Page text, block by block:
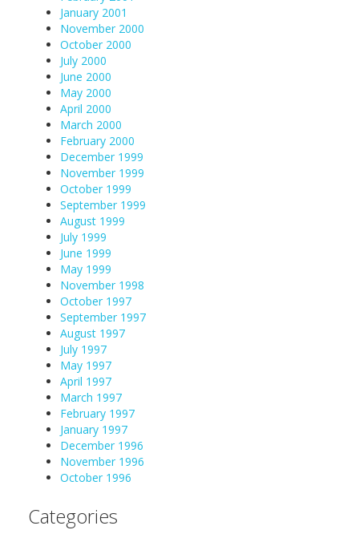
January 2001
November 2000
October 2000
July 2000
June 2000
May 2000
April 2000
March 2000
February 2000
December 1999
November 1999
October 1999
September 1999
August 1999
July 1999
June 1999
May 1999
November 1998
October 1997
September 1997
August 1997
July 1997
May 1997
April 1997
March 1997
February 1997
January 1997
December 1996
November 1996
October 1996
Categories